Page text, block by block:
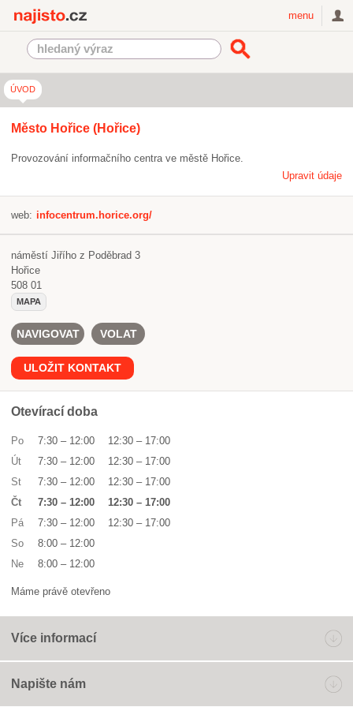
menu
ÚVOD
Město Hořice (Hořice)
Provozování informačního centra ve městě Hořice.
Upravit údaje
web: infocentrum.horice.org/
náměstí Jiřího z Poděbrad 3
Hořice
508 01
MAPA
NAVIGOVAT VOLAT
ULOŽIT KONTAKT
Otevírací doba
Po 7:30 – 12:00 12:30 – 17:00
Út
7:30 – 12:00 12:30 – 17:00
St
7:30 – 12:00 12:30 – 17:00
Čt
7:30 – 12:00 12:30 – 17:00
Pá
7:30 – 12:00 12:30 – 17:00
So
8:00 – 12:00
Ne
8:00 – 12:00
Máme právě otevřeno
Více informací
Napište nám